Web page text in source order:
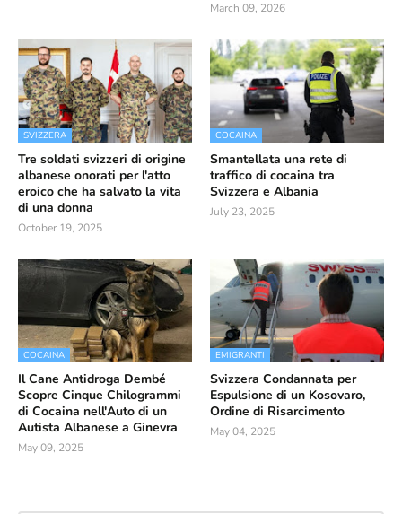
March 09, 2026
SVIZZERA
Tre soldati svizzeri di origine
albanese onorati per l'atto
eroico che ha salvato la vita
di una donna
October 19, 2025
COCAINA
Smantellata una rete di
traffico di cocaina tra
Svizzera e Albania
July 23, 2025
COCAINA
Il Cane Antidroga Dembé
Scopre Cinque Chilogrammi
di Cocaina nell'Auto di un
Autista Albanese a Ginevra
May 09, 2025
EMIGRANTI
Svizzera Condannata per
Espulsione di un Kosovaro,
Ordine di Risarcimento
May 04, 2025